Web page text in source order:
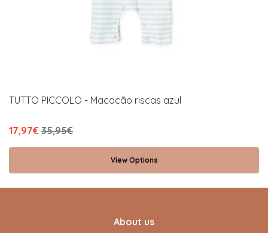
TUTTO PICCOLO - Macacão riscas azul
17,97€ 35,95€
View Options
About us